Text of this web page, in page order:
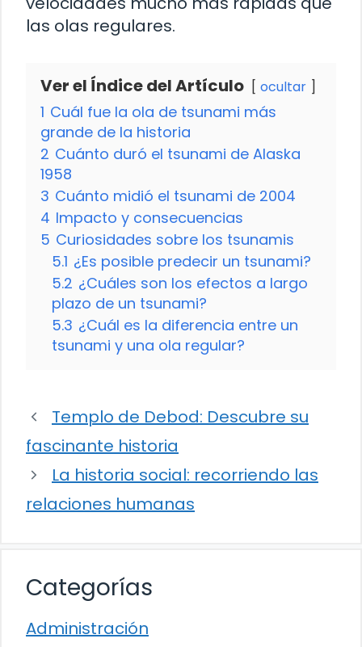
las olas regulares.
Ver el Índice del Artículo ocultar
1 Cuál fue la ola de tsunami más
grande de la historia
2 Cuánto duró el tsunami de Alaska
1958
3 Cuánto midió el tsunami de 2004
4 Impacto y consecuencias
5 Curiosidades sobre los tsunamis
5.1 ¿Es posible predecir un tsunami?
5.2 ¿Cuáles son los efectos a largo
plazo de un tsunami?
5.3 ¿Cuál es la diferencia entre un
tsunami y una ola regular?
Templo de Debod: Descubre su
fascinante historia
La historia social: recorriendo las
relaciones humanas
Categorías
Administración